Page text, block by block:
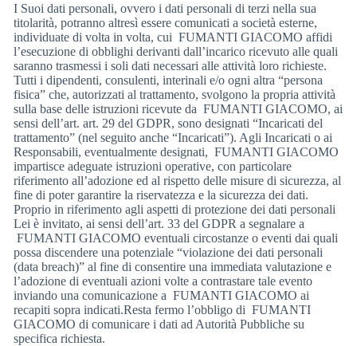
I Suoi dati personali, ovvero i dati personali di terzi nella sua
titolarità, potranno altresì essere comunicati a società esterne,
individuate di volta in volta, cui FUMANTI GIACOMO affidi
l’esecuzione di obblighi derivanti dall’incarico ricevuto alle quali
saranno trasmessi i soli dati necessari alle attività loro richieste.
Tutti i dipendenti, consulenti, interinali e/o ogni altra “persona
fisica” che, autorizzati al trattamento, svolgono la propria attività
sulla base delle istruzioni ricevute da FUMANTI GIACOMO, ai
sensi dell’art. art. 29 del GDPR, sono designati “Incaricati del
trattamento” (nel seguito anche “Incaricati”). Agli Incaricati o ai
Responsabili, eventualmente designati, FUMANTI GIACOMO
impartisce adeguate istruzioni operative, con particolare
riferimento all’adozione ed al rispetto delle misure di sicurezza, al
fine di poter garantire la riservatezza e la sicurezza dei dati.
Proprio in riferimento agli aspetti di protezione dei dati personali
Lei è invitato, ai sensi dell’art. 33 del GDPR a segnalare a
FUMANTI GIACOMO eventuali circostanze o eventi dai quali
possa discendere una potenziale “violazione dei dati personali
(data breach)” al fine di consentire una immediata valutazione e
l’adozione di eventuali azioni volte a contrastare tale evento
inviando una comunicazione a FUMANTI GIACOMO ai
recapiti sopra indicati.Resta fermo l’obbligo di FUMANTI
GIACOMO di comunicare i dati ad Autorità Pubbliche su
specifica richiesta.